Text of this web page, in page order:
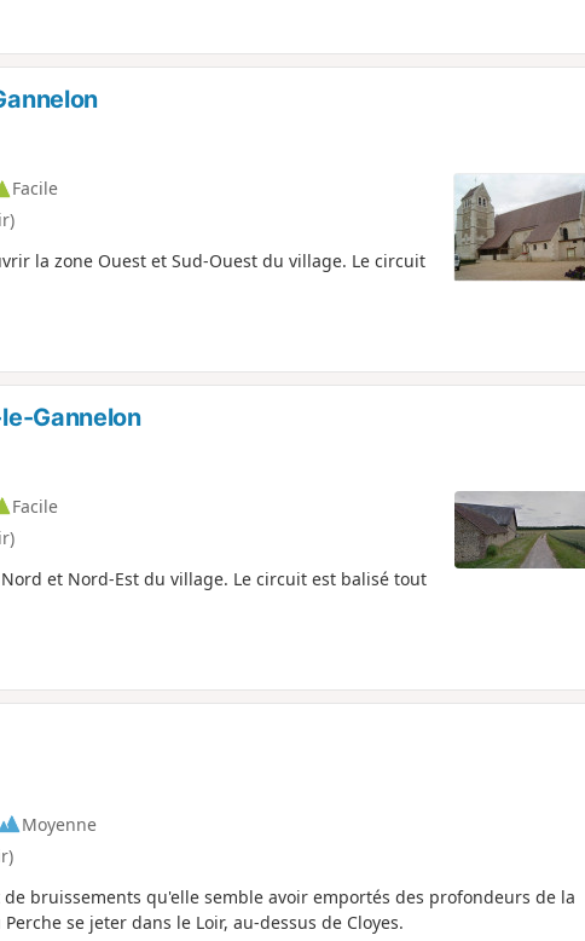
Facile
la zone Ouest et Sud-Ouest du village. Le circuit
Gannelon
Facile
et Nord-Est du village. Le circuit est balisé tout
Moyenne
bruissements qu'elle semble avoir emportés des profondeurs de la
se jeter dans le Loir, au-dessus de Cloyes.